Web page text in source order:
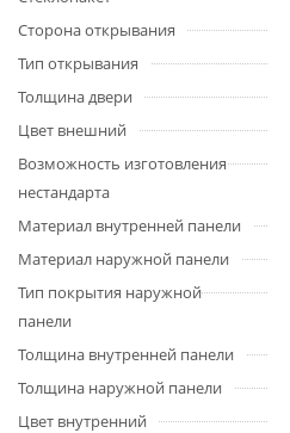
Сторона открывания
Тип открывания
Толщина двери
Цвет внешний
Возможность изготовления
нестандарта
Материал внутренней панели
Материал наружной панели
Тип покрытия наружной
панели
Толщина внутренней панели
Толщина наружной панели
Цвет внутренний